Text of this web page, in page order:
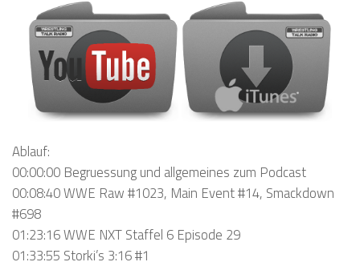
Ablauf:
00:00:00 Begruessung und allgemeines zum Podcast
00:08:40 WWE Raw #1023, Main Event #14, Smackdown
#698
01:23:16 WWE NXT Staffel 6 Episode 29
01:33:55 Storki’s 3:16 #1